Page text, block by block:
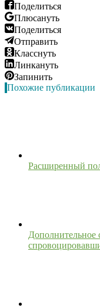
Поделиться
Плюсануть
Поделиться
Отправить
Класснуть
Линкануть
Запинить
Похожие публикации
Расширенный
Дополнительное